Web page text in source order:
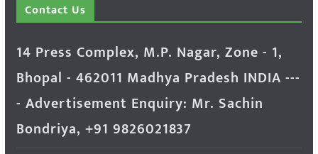
Contact Us
14 Press Complex, M.P. Nagar, Zone - 1,
Bhopal - 462011 Madhya Pradesh INDIA ---
- Advertisement Enquiry: Mr. Sachin
Bondriya, +91 9826021837